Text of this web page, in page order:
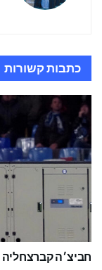
כתבותקשורות
חביצ׳ה קברצחליה